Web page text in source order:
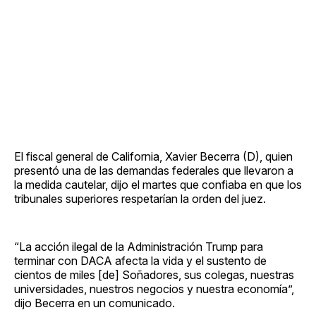
El fiscal general de California, Xavier Becerra (D), quien
presentó una de las demandas federales que llevaron a
la medida cautelar, dijo el martes que confiaba en que los
tribunales superiores respetarían la orden del juez.
“La acción ilegal de la Administración Trump para
terminar con DACA afecta la vida y el sustento de
cientos de miles [de] Soñadores, sus colegas, nuestras
universidades, nuestros negocios y nuestra economía”,
dijo Becerra en un comunicado.